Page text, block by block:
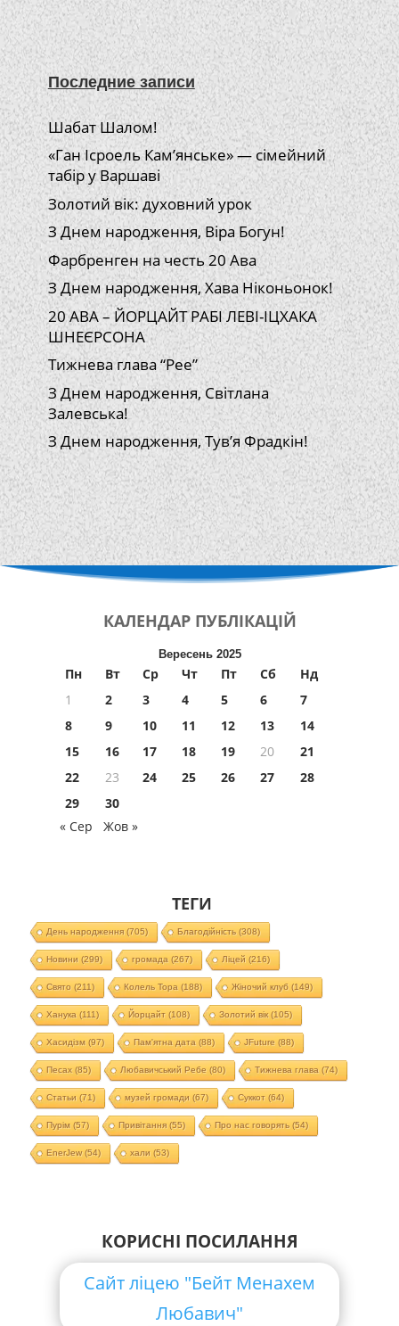
Последние записи
Шабат Шалом!
«Ган Ісроель Кам’янське» — сімейний
табір у Варшаві
Золотий вік: духовний урок
З Днем народження, Віра Богун!
Фарбренген на честь 20 Ава
З Днем народження, Хава Ніконьонок!
20 АВА – ЙОРЦАЙТ РАБІ ЛЕВІ-ІЦХАКА
ШНЕЄРСОНА
Тижнева глава “Рее”
З Днем народження, Світлана
Залевська!
З Днем народження, Тув’я Фрадкін!
КАЛЕНДАР ПУБЛІКАЦІЙ
Вересень 2025
Пн Вт Ср Чт Пт Сб
Нд
1
2 3 4 5 6
7
8
9 10 11 12 13
14
15
16 17 18 19 20
21
22
23 24 25 26 27
28
29
30
« Сер
Жов »
ТЕГИ
День народження(705) Благодійність (308)
Новини (299) громада (267) Ліцей (216)
Свято (211) Колель Тора (188) Жіночий клуб (149)
Ханука (111) Йорцайт (108) Золотий вік(105)
Хасидізм (97) Пам'ятна дата (88) JFuture (88)
Песах(85) Любавичський Ребе (80) Тижнева глава (74)
Статьи (71) музей громади (67) Суккот (64)
Пурім (57) Привітання(55) Про нас говорять (54)
EnerJew(54) хали (53)
КОРИСНІ ПОСИЛАННЯ
Сайт ліцею "Бейт Менахем
Любавич"